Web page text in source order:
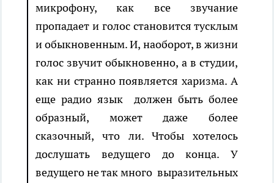
микрофону, как все звучание
пропадает и голос становится тусклым
и обыкновенным. И, наоборот, в жизни
голос звучит обыкновенно, а в студии,
как ни странно появляется харизма. А
еще радио язык должен быть более
образный, может даже более
сказочный, что ли. Чтобы хотелось
дослушать ведущего до конца. У
ведущего не так много выразительных